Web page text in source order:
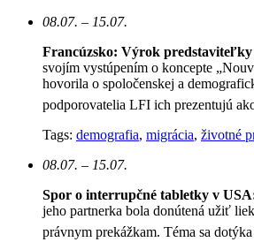
08.07. – 15.07.
Francúzsko: Výrok predstaviteľky
svojím vystúpením o koncepte
hovorila o spoločenskej a
podporovatelia LFI ich prezentujú
Tags: demografia, migrácia, životné
08.07. – 15.07.
Spor o interrupčné tabletky v
jeho partnerka bola donútená užiť
právnym prekážkam. Téma sa